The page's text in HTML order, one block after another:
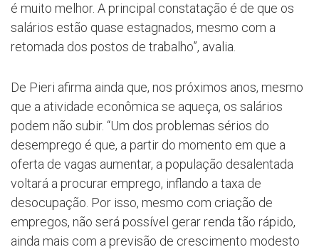
é muito melhor. A principal constatação é de que os
salários estão quase estagnados, mesmo com a
retomada dos postos de trabalho”, avalia.
De Pieri afirma ainda que, nos próximos anos, mesmo
que a atividade econômica se aqueça, os salários
podem não subir. “Um dos problemas sérios do
desemprego é que, a partir do momento em que a
oferta de vagas aumentar, a população desalentada
voltará a procurar emprego, inflando a taxa de
desocupação. Por isso, mesmo com criação de
empregos, não será possível gerar renda tão rápido,
ainda mais com a previsão de crescimento modesto